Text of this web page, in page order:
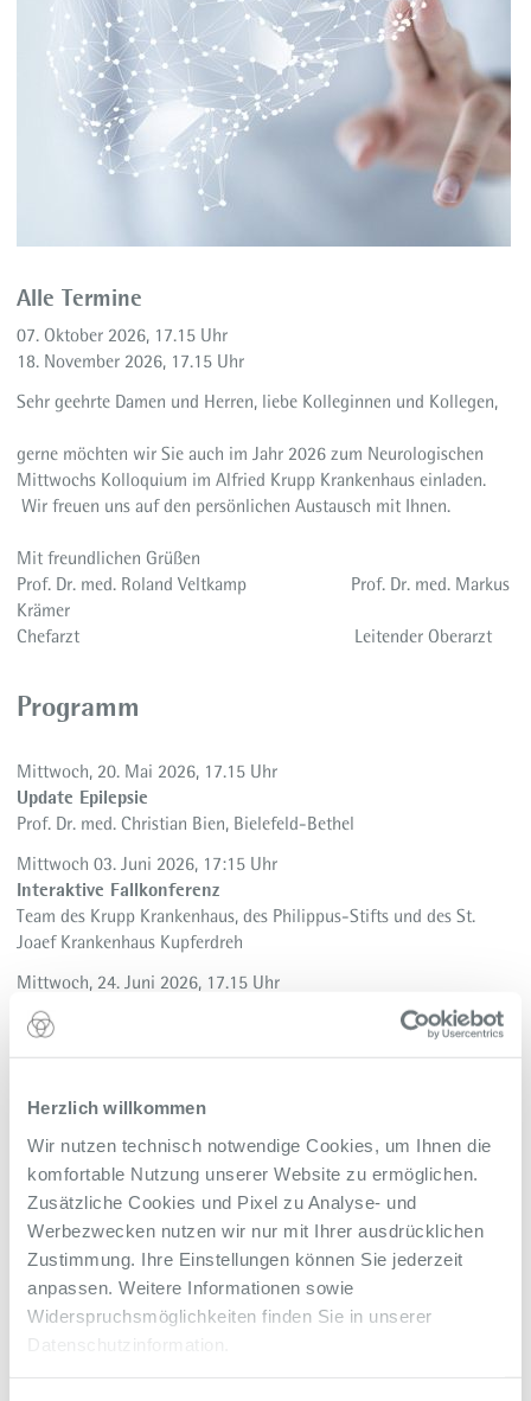
Herzlich willkommen
Wir nutzen technisch notwendige Cookies, um Ihnen die
komfortable Nutzung unserer Website zu ermöglichen.
Zusätzliche Cookies und Pixel zu Analyse- und
Werbezwecken nutzen wir nur mit Ihrer ausdrücklichen
Zustimmung. Ihre Einstellungen können Sie jederzeit
anpassen. Weitere Informationen sowie
Widerspruchsmöglichkeiten finden Sie in unserer
Datenschutzinformation.
Alle Termine
07. Oktober 2026, 17.15 Uhr
18. November 2026, 17.15 Uhr
Sehr geehrte Damen und Herren, liebe Kolleginnen und Kollegen,
gerne möchten wir Sie auch im Jahr 2026 zum Neurologischen
Mittwochs Kolloquium im Alfried Krupp Krankenhaus einladen.
Wir freuen uns auf den persönlichen Austausch mit Ihnen.
Mit freundlichen Grüßen
Prof. Dr. med. Roland Veltkamp Prof. Dr. med. Markus
Krämer
Chefarzt Leitender Oberarzt
Programm
Mittwoch, 20. Mai 2026, 17.15 Uhr
Update Epilepsie
Prof. Dr. med. Christian Bien, Bielefeld-Bethel
Mittwoch 03. Juni 2026, 17:15 Uhr
Interaktive Fallkonferenz
Team des Krupp Krankenhaus, des Philippus-Stifts und des St.
Joaef Krankenhaus Kupferdreh
Mittwoch, 24. Juni 2026, 17.15 Uhr
Update Prionerkrankungen
Prof. Dr. med. Inga Zerr, Göttingen
Update Kopfschmerz
Priv.-Doz. Dr. med. Charly Gaul, Frankfurt
Dr. med. Steffen Nägel, Essen
Mittwoch, 18. November 2026, 17.15 Uhr
Update Parkinson und verwandte Syndrome
Prof. Dr. med. Alfons Schnitzler, Düsseldorf
Außerdem weisen wir Sie auf unsergroßes Schlaganfall
Symposium
anlässlich des 50-jährigen Bestehens der